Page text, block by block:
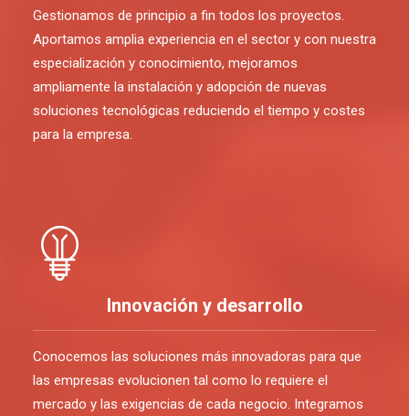
Gestionamos de principio a fin todos los proyectos.
Aportamos amplia experiencia en el sector y con nuestra
especialización y conocimiento, mejoramos
ampliamente la instalación y adopción de nuevas
soluciones tecnológicas reduciendo el tiempo y costes
para la empresa.
Innovación y desarrollo
Conocemos las soluciones más innovadoras para que
las empresas evolucionen tal como lo requiere el
mercado y las exigencias de cada negocio. Integramos